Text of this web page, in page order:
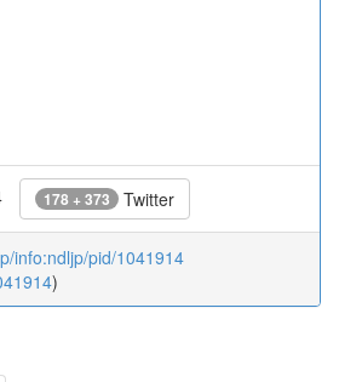
178 + 373 Twitter
info:ndljp/pid/1041914
)